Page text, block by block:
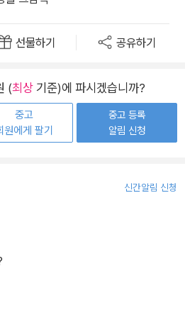
선물하기 공유하기
(최상 기준)에 파시겠습니까?
중고
원에게 팔기
중고 등록
알림 신청
신간알림 신청